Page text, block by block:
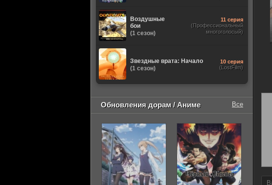
Воздушные
бои
(1 сезон)
11 серия
(Профессиональный
многоголосый)
Звездные врата: Начало
(1 сезон)
10 серия
(LostFilm)
Обновления дорам / Аниме Все